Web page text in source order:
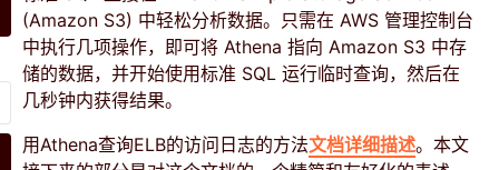
(Amazon S3) 中轻松分析数据。只需在 AWS 管理控制台
中执行几项操作，即可将 Athena 指向 Amazon S3 中存
储的数据，并开始使用标准 SQL 运行临时查询，然后在
几秒钟内获得结果。
用Athena查询ELB的访问日志的方法文档详细描述。本文